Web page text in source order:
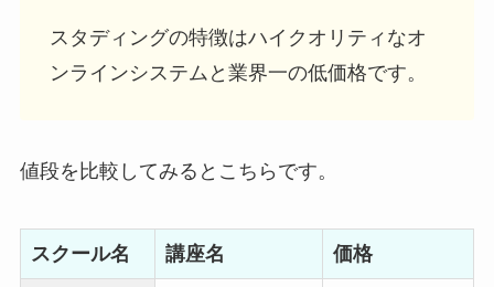
スタディングの特徴はハイクオリティなオ
ンラインシステム と 業界一の低価格です。
値段を比較してみるとこちらです。
スクール名 講座名 価格